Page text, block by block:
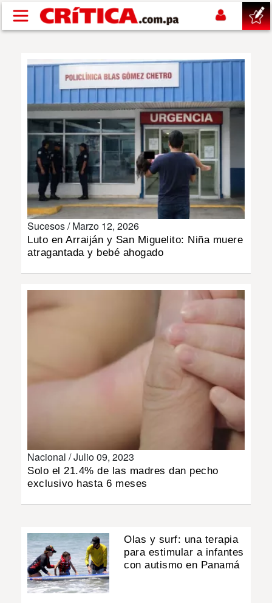
Pasar al contenido principal
NACIONAL
POLÍTICA
DEPORTES
Sucesos /Marzo 12, 2026
Luto en Arraiján y San Miguelito: Niña muere
atragantada y bebé ahogado
Nacional /Julio 09, 2023
Solo el 21.4% de las madres dan pecho
exclusivo hasta 6 meses
Olas y surf: una terapia
para estimular a infantes
con autismo en Panamá